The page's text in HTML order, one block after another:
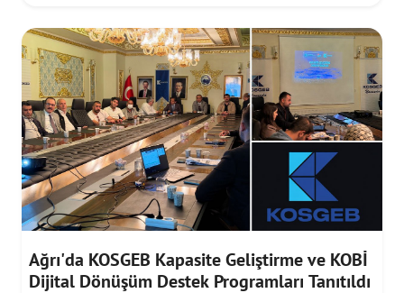
Ağrı'da KOSGEB Kapasite Geliştirme ve KOBİ
Dijital Dönüşüm Destek Programları Tanıtıldı